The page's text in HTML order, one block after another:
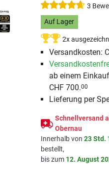
3
Auf Lager
2x
Versandkosten:
ab einem
CHF 700.00
Lieferung per
Schnellversand
Obernau
Innerhalb von 23 Std.
bestellt,
bis zum 12. August